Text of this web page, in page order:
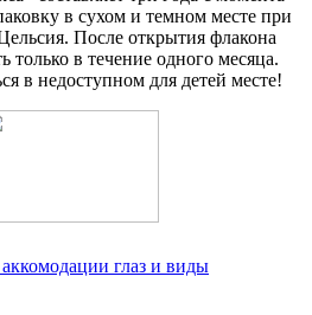
в сухом и темном месте при
После открытия флакона
только в течение одного месяца.
в недоступном для детей месте!
глаз и виды